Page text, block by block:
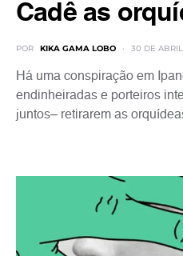
Cadê as
POR KIKA GAMA LOBO 30 DE
Há uma conspiração em
endinheiradas e porteiros
juntos– retirarem as